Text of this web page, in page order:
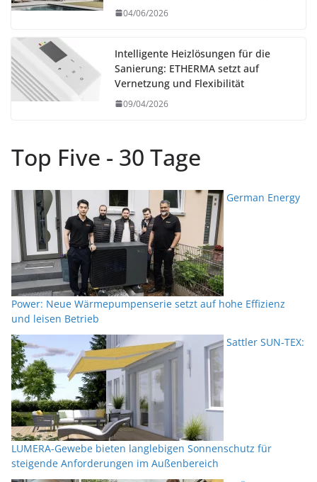
04/06/2026
Intelligente Heizlösungen für die
Sanierung: ETHERMA setzt auf
Vernetzung und Flexibilität
09/04/2026
Top Five - 30 Tage
German Energy
Power: Neue Wärmepumpenserie setzt auf hohe Effizienz
und leisen Betrieb
Sattler SUN-TEX:
LUMERA-Gewebe bieten langlebigen Sonnenschutz für
steigende Anforderungen im Außenbereich